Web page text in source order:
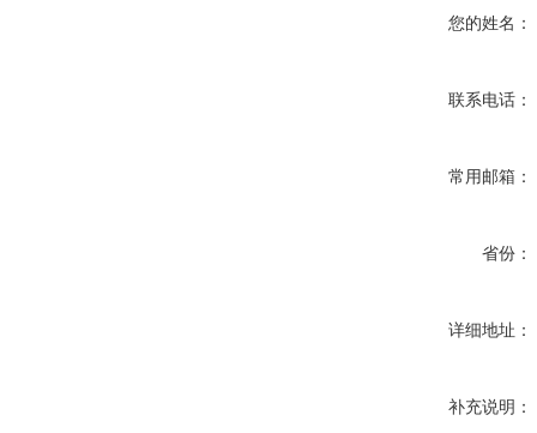
您的姓名：
联系电话：
常用邮箱：
省份：
详细地址：
补充说明：